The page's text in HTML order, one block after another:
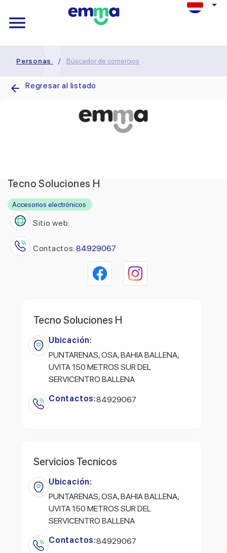
Personas / Búscador de comercios
Regresar al listado
Tecno Soluciones H
Accesorios electrónicos
Sitio web:
Contactos: 84929067
Tecno Soluciones H
Ubicación:
PUNTARENAS, OSA, BAHIA BALLENA,
UVITA 150 METROS SUR DEL
SERVICENTRO BALLENA
Contactos:84929067
Servicios Tecnicos
Ubicación:
PUNTARENAS, OSA, BAHIA BALLENA,
UVITA 150 METROS SUR DEL
SERVICENTRO BALLENA
Contactos:84929067